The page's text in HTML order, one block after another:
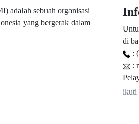
adalah sebuah organisasi
yang bergerak dalam
di
:
:
ikuti